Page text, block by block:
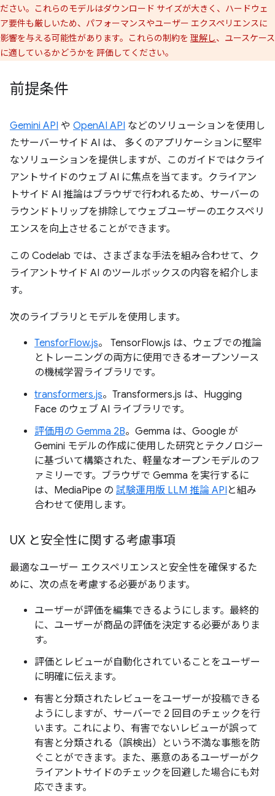
ださい。これらのモデルはダウンロード サイズが大きく、ハードウェ
ア要件も厳しいため、パフォーマンスやユーザー エクスペリエンスに
影響を与える可能性があります。これらの制約を 理解し、ユースケース
に適しているかどうかを 評価してください。
前提条件
Gemini API や OpenAI API などのソリューションを使用し
たサーバーサイド AI は、 多くのアプリケーションに堅牢
なソリューションを提供しますが、このガイドではクライ
アントサイドのウェブ AI に焦点を当てます。クライアン
トサイド AI 推論はブラウザで行われるため、サーバーの
ラウンドトリップを排除してウェブユーザーのエクスペリ
エンスを向上させることができます。
この Codelab では、さまざまな手法を組み合わせて、ク
ライアントサイド AI のツールボックスの内容を紹介しま
す。
次のライブラリとモデルを使用します。
TensforFlow.js。 TensorFlow.js は、ウェブでの推論
とトレーニングの両方に使用できるオープンソース
の機械学習ライブラリです。
transformers.js。Transformers.js は、Hugging
Face のウェブ AI ライブラリです。
評価用の Gemma 2B。Gemma は、Google が
Gemini モデルの作成に使用した研究とテクノロジー
に基づいて構築された、軽量なオープンモデルのフ
ァミリーです。ブラウザで Gemma を実行するに
は、MediaPipe の 試験運用版 LLM 推論 API と組み
合わせて使用します。
UX と安全性に関する考慮事項
最適なユーザー エクスペリエンスと安全性を確保するた
めに、次の点を考慮する必要があります。
ユーザーが評価を編集できるようにします。最終的
に、ユーザーが商品の評価を決定する必要がありま
す。
評価とレビューが自動化されていることをユーザー
に明確に伝えます。
有害と分類されたレビューをユーザーが投稿できる
ようにしますが、サーバーで 2 回目のチェックを行
います。これにより、有害でないレビューが誤って
有害と分類される（誤検出）という不満な事態を防
ぐことができます。また、悪意のあるユーザーがク
ライアントサイドのチェックを回避した場合にも対
応できます。